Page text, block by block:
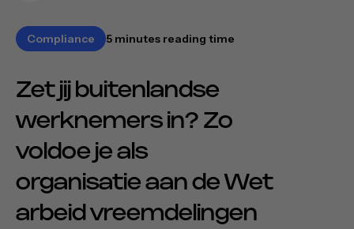
Manifest
FAQ
Compliance 5 minutes reading time
Zet jij buitenlandse
werknemers in? Zo
voldoe je als
organisatie aan de Wet
arbeid vreemdelingen